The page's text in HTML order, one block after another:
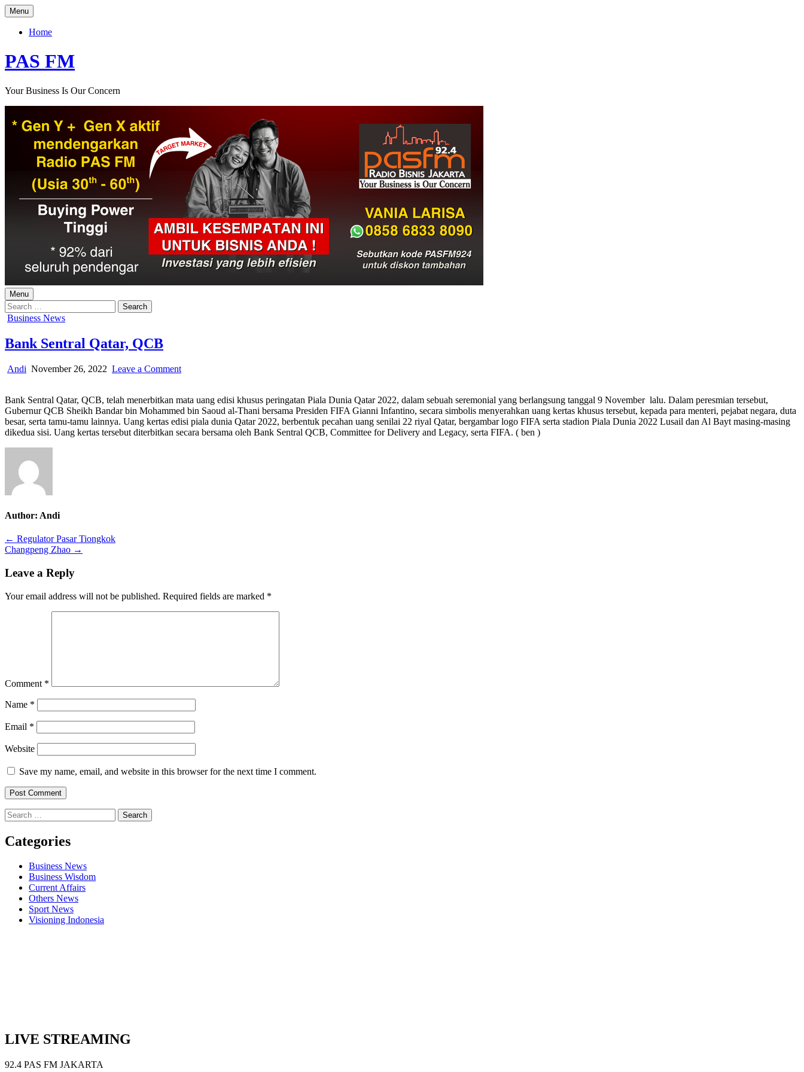
Skip
to
content
Menu
Home
PAS FM
Your Business Is Our Concern
Menu
Search
for:
Posted
Business News
Bank Sentral Qatar, QCB
Author:
Andi Published
November 26, 2022 Leave a Commenton
Qatar,
QCB
Bank Sentral Qatar, QCB, telah menerbitkan mata uang edisi khusus peringatan Piala Dunia Qatar 2022, dalam sebuah seremonial yang berlangsung tanggal 9 November lalu. Dalam peresmian tersebut,
Gubernur QCB Sheikh Bandar bin Mohammed bin Saoud al-Thani bersama Presiden FIFA Gianni Infantino, secara simbolis menyerahkan uang kertas khusus tersebut, kepada para menteri, pejabat negara, duta
besar, serta tamu-tamu lainnya. Uang kertas edisi piala dunia Qatar 2022, berbentuk pecahan uang senilai 22 riyal Qatar, bergambar logo FIFA serta stadion Piala Dunia 2022 Lusail dan Al Bayt masing-masing
dikedua sisi. Uang kertas tersebut diterbitkan secara bersama oleh Bank Sentral QCB, Committee for Delivery and Legacy, serta FIFA. ( ben )
Author: Andi
Post
navigation
← Regulator Pasar Tiongkok
Changpeng Zhao →
Leave a Reply
Your email address will not be published. Required fields are marked *
Comment *
Name *
Email *
Website
Save my name, email, and website in this browser for the next time I comment.
Search
for:
Categories
Business News
Business Wisdom
Current Affairs
Others News
Sport News
Visioning Indonesia
LIVE STREAMING
92.4 PAS FM JAKARTA